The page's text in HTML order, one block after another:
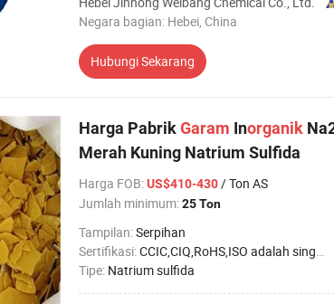
Negara bagian: Hebei, China
Hubungi Sekarang
Harga PabrikGaram Inorganik
Merah Kuning Natrium Sulfida
Harga FOB:US$410-430/ Ton AS
Jumlah minimum:25 Ton
Tampilan:Serpihan
Sertifikasi:CCIC,CIQ,RoHS,ISO adalah singkatan dari International Organization for Standardization.
Tipe: Natrium sulfida